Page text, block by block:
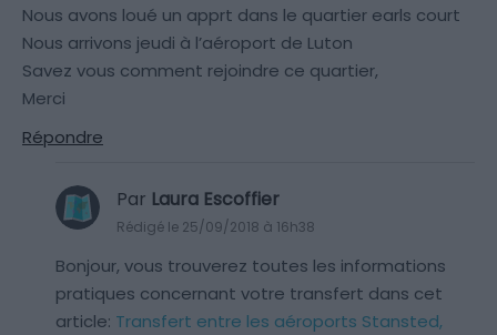
Nous avons loué un apprt dans le quartier earls court
Nous arrivons jeudi à l’aéroport de Luton
Savez vous comment rejoindre ce quartier,
Merci
Répondre
Par Laura Escoffier
Rédigé le 25/09/2018 à 16h38
Bonjour, vous trouverez toutes les informations
pratiques concernant votre transfert dans cet
article: Transfert entre les aéroports Stansted,